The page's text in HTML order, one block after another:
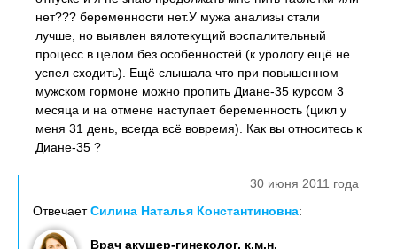
нет??? беременности нет.У мужа анализы стали
лучше, но выявлен вялотекущий воспалительный
процесс в целом без особенностей (к урологу ещё не
успел сходить). Ещё слышала что при повышенном
мужском гормоне можно пропить Диане-35 курсом 3
месяца и на отмене наступает беременность (цикл у
меня 31 день, всегда всё вовремя). Как вы относитесь к
Диане-35 ?
30 июня 2011 года
ОтвечаетСилина Наталья Константиновна:
Врач акушер-гинеколог, к.м.н.